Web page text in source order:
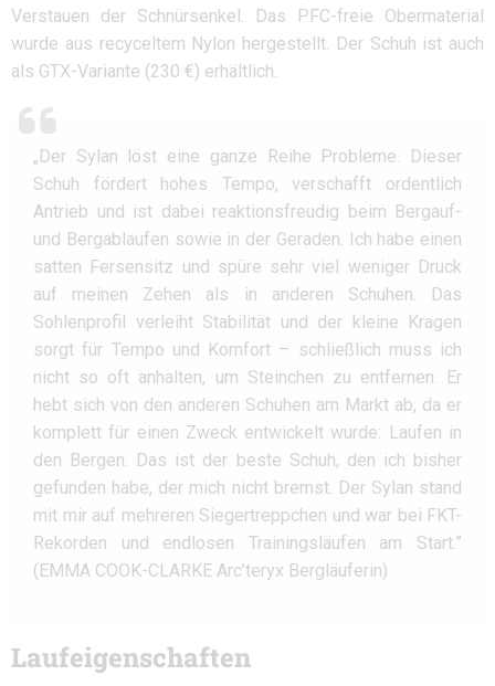
Verstauen der Schnürsenkel. Das PFC-freie Obermaterial
wurde aus recyceltem Nylon hergestellt. Der Schuh ist auch
als GTX-Variante (230 €) erhältlich.
„Der Sylan löst eine ganze Reihe Probleme. Dieser
Schuh fördert hohes Tempo, verschafft ordentlich
Antrieb und ist dabei reaktionsfreudig beim Bergauf-
und Bergablaufen sowie in der Geraden. Ich habe einen
satten Fersensitz und spüre sehr viel weniger Druck
auf meinen Zehen als in anderen Schuhen. Das
Sohlenprofil verleiht Stabilität und der kleine Kragen
sorgt für Tempo und Komfort – schließlich muss ich
nicht so oft anhalten, um Steinchen zu entfernen. Er
hebt sich von den anderen Schuhen am Markt ab, da er
komplett für einen Zweck entwickelt wurde: Laufen in
den Bergen. Das ist der beste Schuh, den ich bisher
gefunden habe, der mich nicht bremst. Der Sylan stand
mit mir auf mehreren Siegertreppchen und war bei FKT-
Rekorden und endlosen Trainingsläufen am Start.”
(EMMA COOK-CLARKE Arc’teryx Bergläuferin)
Laufeigenschaften